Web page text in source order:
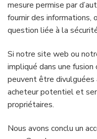
mesure permise par
fournir des informations,
question liée à la
Si notre site web ou
impliqué dans une fusion
peuvent être
acheteur potentiel et
propriétaires.
Nous avons conclu un